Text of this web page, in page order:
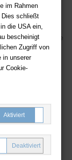
im Rahmen
Dies schließt
die USA ein,
bescheinigt
Zugriff von
in unserer
Cookie-
Payment, Vorkasse